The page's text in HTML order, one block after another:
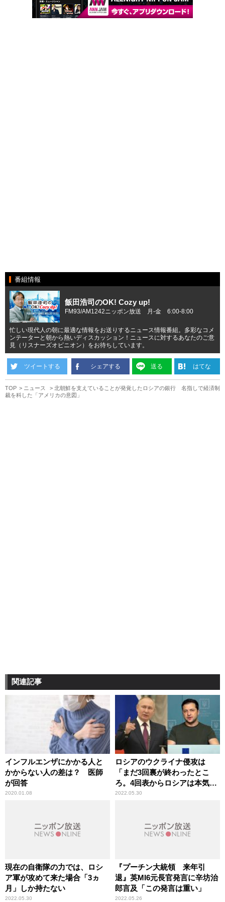
番組情報
飯田浩司のOK! Cozy up!
FM93/AM1242ニッポン放送 月-金 6:00-8:00
忙しい現代人の朝に最適な情報をお送りするニュース情報番組。多彩なコメ
ンテーターと朝から熱いディスカッション！ニュースに対するあなたのご意
見（リスナーズオピニオン）をお待ちしています。
ツイートする シェアする 送る はてな
TOP ニュース
北朝鮮を支えていることが発覚したロシアの銀行 名指しで経済制
裁を科した「アメリカの意図」
関連記事
インフルエンザにかかる人と
かからない人の差は？ 医師
が回答
2020.01.08
ロシアのウクライナ侵攻は
「まだ3回裏が終わったとこ
ろ。4回表からロシアは本気に
なる」元内閣官房副長官補・
2022.05.30
現在の自衛隊の力では、ロシ
ア軍が攻めて来た場合「3ヵ
月」しか持たない
2022.05.30
『プーチン大統領 来年引
退』英MI6元長官発言に辛坊治
郎言及「この発言は重い」
2022.05.26